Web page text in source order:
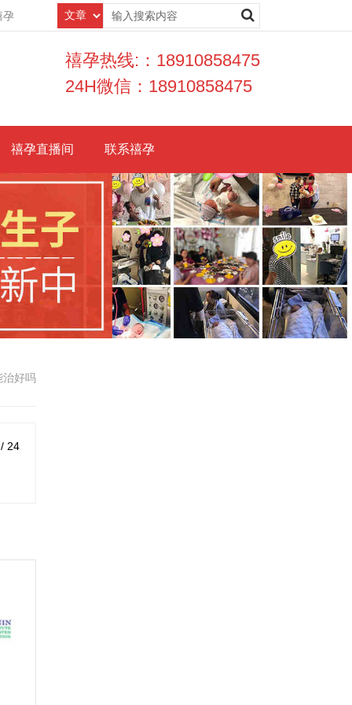
孕
禧孕热线:：18910858475
24H微信：18910858475
禧孕直播间 联系禧孕
治好吗
24